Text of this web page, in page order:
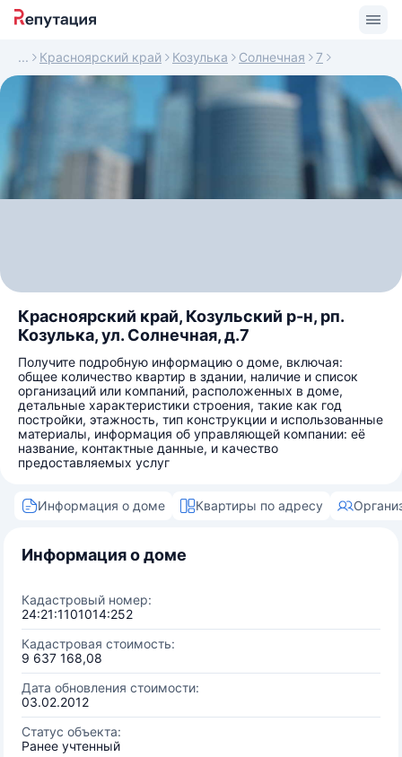
Красноярский край Козулька Солнечная 7
Красноярский край, Козульский р-н, рп.
Козулька, ул. Солнечная, д.7
Получите подробную информацию о доме, включая:
общее количество квартир в здании, наличие и список
организаций или компаний, расположенных в доме,
детальные характеристики строения, такие как год
постройки, этажность, тип конструкции и использованные
материалы, информация об управляющей компании: её
название, контактные данные, и качество
предоставляемых услуг
Информация о доме Квартиры по адресу
Информация о доме
Кадастровый номер:
24:21:1101014:252
Кадастровая стоимость:
9 637 168,08
Дата обновления стоимости:
03.02.2012
Статус объекта:
Ранее учтенный